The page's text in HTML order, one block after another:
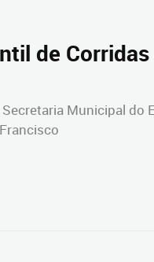
de Corridas
Municipal do